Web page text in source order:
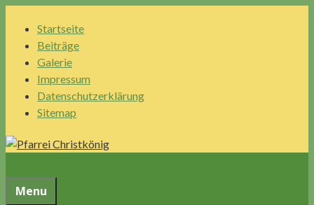
Inhalt
Startseite
Beiträge
Galerie
Impressum
Datenschutzerklärung
Sitemap
Menu